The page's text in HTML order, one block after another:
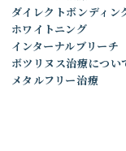
ダイレクトボンディン
ホワイトニング
インターナルブリーチ
ボツリヌス治療につい
メタルフリー治療